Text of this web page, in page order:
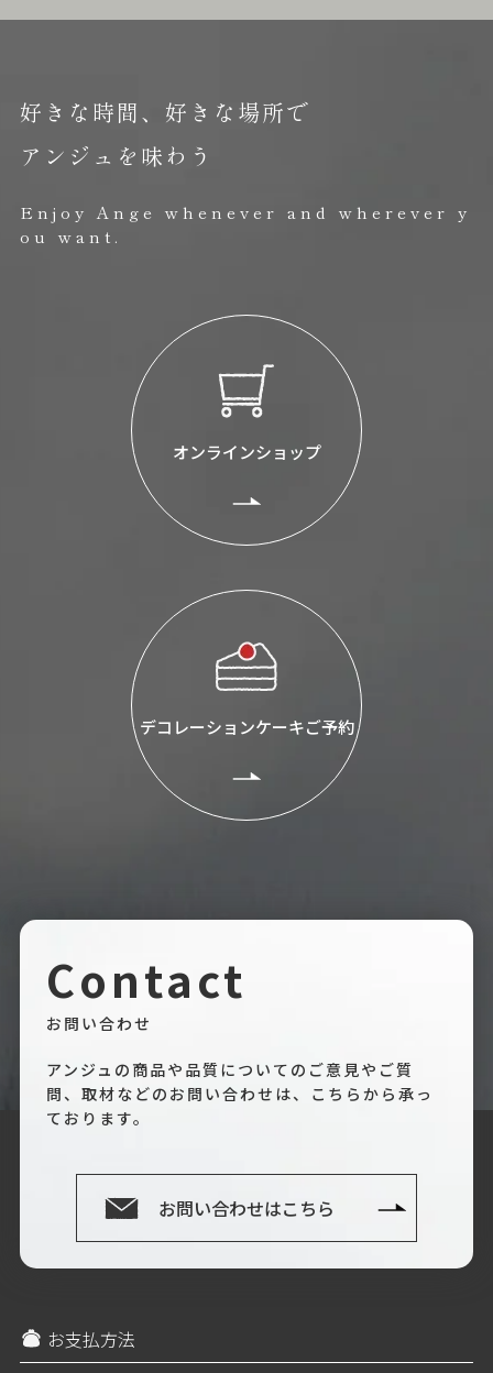
好きな時間、好きな場所で
アンジュを味わう
Enjoy Ange whenever and wherever y
ou want.
オンラインショップ
デコレーションケーキご予約
Contact
お問い合わせ
アンジュの商品や品質についてのご意見やご質
問、取材などのお問い合わせは、こちらから承っ
ております。
お問い合わせはこちら
お支払方法